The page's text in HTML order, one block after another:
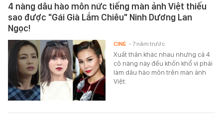
4 nàng dâu hào môn nức tiếng màn ảnh Việt thiếu
sao được "Gái Già Lắm Chiêu" Ninh Dương Lan
Ngọc!
Xuất thân khác nhau nhưng cả 4
cô nàng này đều khốn khổ vì phải
làm dâu hào môn trên màn ảnh
Việt.
CINE - 7 năm trước